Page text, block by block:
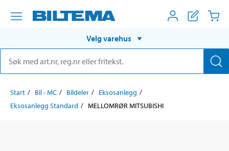
Velg varehus
Start Bil - MC Bildeler
Eksosanlegg
Eksosanlegg Standard
MELLOMRØR MITSUBISHI